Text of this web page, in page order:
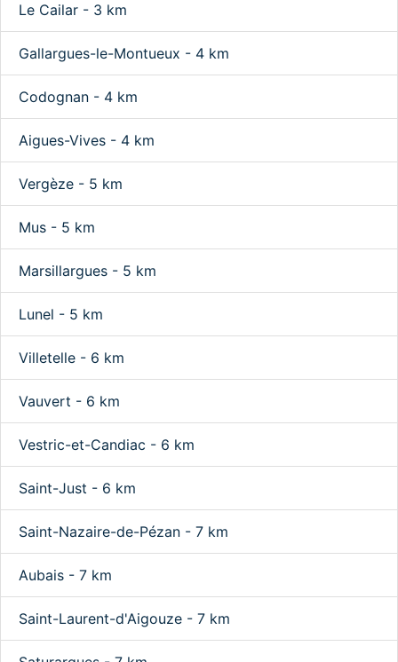
Le Cailar - 3 km
Gallargues-le-Montueux - 4 km
Codognan - 4 km
Aigues-Vives - 4 km
Vergèze - 5 km
Mus - 5 km
Marsillargues - 5 km
Lunel - 5 km
Villetelle - 6 km
Vauvert - 6 km
Vestric-et-Candiac - 6 km
Saint-Just - 6 km
Saint-Nazaire-de-Pézan - 7 km
Aubais - 7 km
Saint-Laurent-d'Aigouze - 7 km